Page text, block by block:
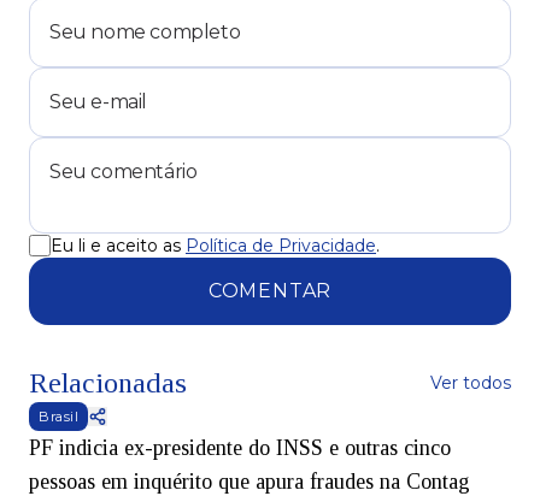
Eu li e aceito as Política de Privacidade.
COMENTAR
Relacionadas Ver todos
Brasil
PF indicia ex-presidente do INSS e outras cinco
pessoas em inquérito que apura fraudes na Contag